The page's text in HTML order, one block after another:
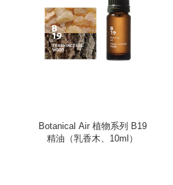
Botanical Air 植物系列 B19
精油（乳香木、10ml）